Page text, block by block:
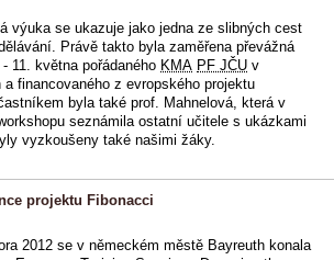
výuka se ukazuje jako jedna ze slibných cest
Právě takto byla zaměřena převážná
11. května pořádaného KMA PF JČU v
financovaného z evropského projektu
byla také prof. Mahnelová, která v
seznámila ostatní učitele s ukázkami
vyzkoušeny také našimi žáky.
projektu Fibonacci
2012 se v německém městě Bayreuth konala